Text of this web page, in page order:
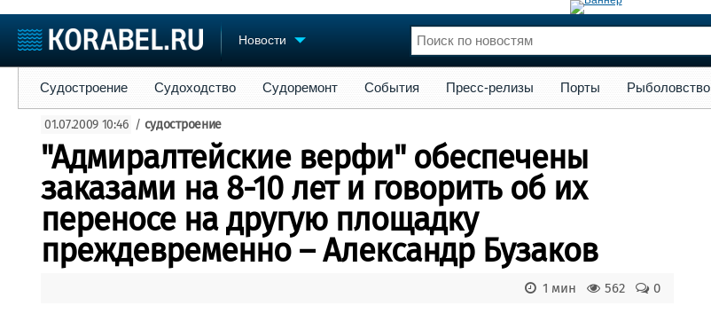
Новости
Судостроение
Пульс
Новости
Компании
Репутация
Работа
Крюинг
Журнал
Торговая площадка
Доска объявлений
Продажа флота
Оборудование
Изделия
Материалы
Услуги
Конференции
Личности
Словарь
Флот
Форум
Отзывы
Все службы
Судостроение Судоходство Судоремонт События Пресс-релизы Порты Рыболовство
01.07.2009 10:46 / судостроение
"Адмиралтейские верфи" обеспечены
заказами на 8-10 лет и говорить об их
переносе на другую площадку
преждевременно – Александр Бузаков
0
562
1 мин